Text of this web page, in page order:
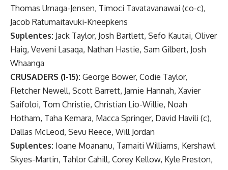
Thomas Umaga-Jensen, Timoci Tavatavanawai (co-c),
Jacob Ratumaitavuki-Kneepkens
Suplentes: Jack Taylor, Josh Bartlett, Sefo Kautai, Oliver
Haig, Veveni Lasaqa, Nathan Hastie, Sam Gilbert, Josh
Whaanga
CRUSADERS (1-15): George Bower, Codie Taylor,
Fletcher Newell, Scott Barrett, Jamie Hannah, Xavier
Saifoloi, Tom Christie, Christian Lio-Willie, Noah
Hotham, Taha Kemara, Macca Springer, David Havili (c),
Dallas McLeod, Sevu Reece, Will Jordan
Suplentes: Ioane Moananu, Tamaiti Williams, Kershawl
Skyes-Martin, Tahlor Cahill, Corey Kellow, Kyle Preston,